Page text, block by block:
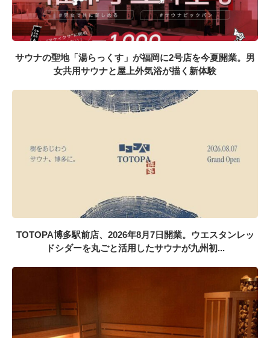
サウナの聖地「湯らっくす」が福岡に2号店を今夏開業。男
女共用サウナと屋上外気浴が描く新体験
TOTOPA博多駅前店、2026年8月7日開業。ウエスタンレッ
ドシダーを丸ごと活用したサウナが九州初...